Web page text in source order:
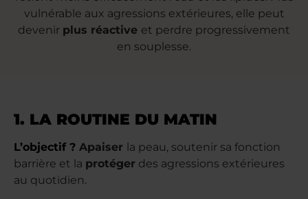
vulnérable aux agressions extérieures, elle peut
devenir plus réactive et perdre progressivement
en souplesse.
1. LA ROUTINE DU MATIN
L’objectif ? Apaiser la peau, soutenir sa fonction
barrière et la protéger des agressions extérieures
au quotidien.